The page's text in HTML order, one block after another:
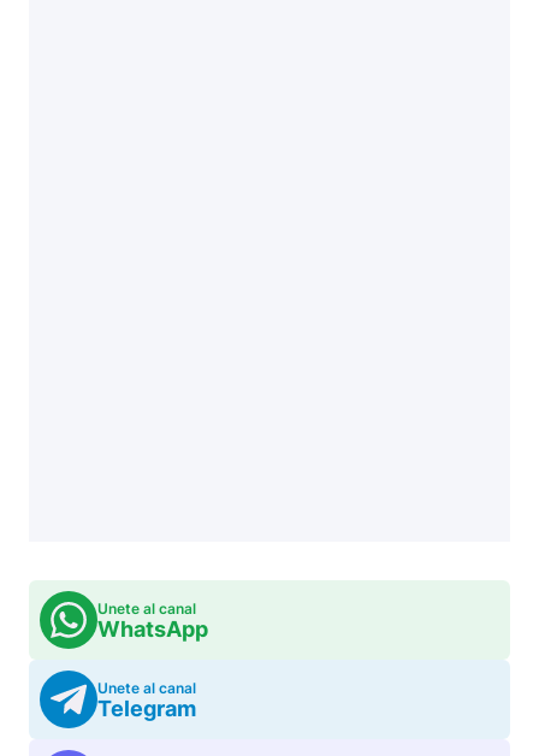
Unete al canal
WhatsApp
Unete al canal
Telegram